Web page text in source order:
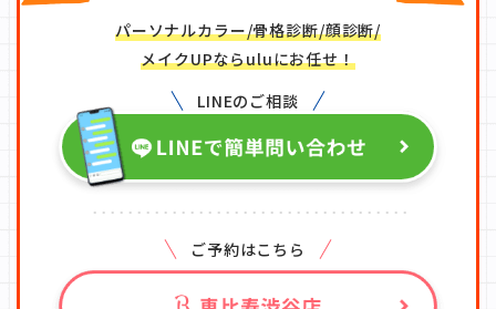
パーソナルカラー/骨格診断/顔診断/
メイクUPならuluにお任せ！
LINEのご相談
ご予約はこちら